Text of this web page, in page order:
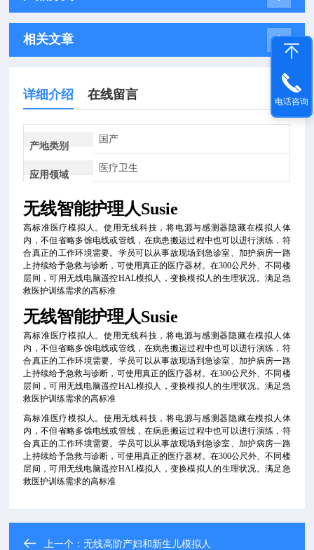
相关文章
详细介绍 在线留言
产地类别
国产
应用领域
医疗卫生
无线智能护理人Susie
高标准医疗模拟人。使用无线科技，将电源与感测器隐藏在模拟人体
内，不但省略多馀电线或管线，在病患搬运过程中也可以进行演练，符
合真正的工作环境需要。学员可以从事故现场到急诊室、加护病房一路
上持续给予急救与诊断，可使用真正的医疗器材。在300公尺外、不同楼
层间，可用无线电脑遥控HAL模拟人，变换模拟人的生理状况。满足急
救医护训练需求的高标准
无线智能护理人Susie
高标准医疗模拟人。使用无线科技，将电源与感测器隐藏在模拟人体
内，不但省略多馀电线或管线，在病患搬运过程中也可以进行演练，符
合真正的工作环境需要。学员可以从事故现场到急诊室、加护病房一路
上持续给予急救与诊断，可使用真正的医疗器材。在300公尺外、不同楼
层间，可用无线电脑遥控HAL模拟人，变换模拟人的生理状况。满足急
救医护训练需求的高标准
高标准医疗模拟人。使用无线科技，将电源与感测器隐藏在模拟人体
内，不但省略多馀电线或管线，在病患搬运过程中也可以进行演练，符
合真正的工作环境需要。学员可以从事故现场到急诊室、加护病房一路
上持续给予急救与诊断，可使用真正的医疗器材。在300公尺外、不同楼
层间，可用无线电脑遥控HAL模拟人，变换模拟人的生理状况。满足急
救医护训练需求的高标准
上一个：无线高阶产妇和新生儿模拟人
电话咨询